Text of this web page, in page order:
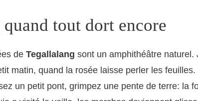
tout dort encore
de Tegallalang sont un amphithéâtre naturel.
matin, quand la rosée laisse perler les
un petit pont, grimpez une pente de terre: la